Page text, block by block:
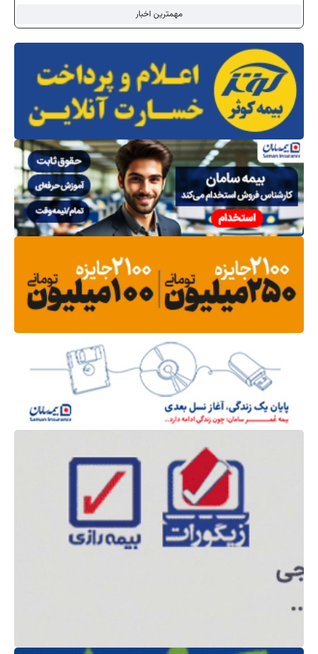
مهمترین اخبار